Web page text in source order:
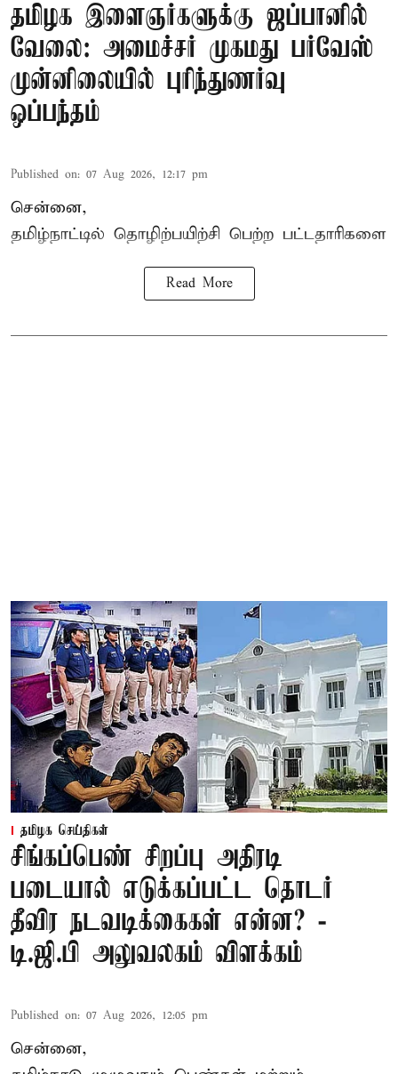
தமிழக இளைஞர்களுக்கு ஜப்பானில்
வேலை: அமைச்சர் முகமது பர்வேஸ்
முன்னிலையில் புரிந்துணர்வு
ஒப்பந்தம்
Published on: 07 Aug 2026, 12:17 pm
சென்னை,
தமிழ்நாட்டில் தொழிற்பயிற்சி பெற்ற பட்டதாரிகளை
Read More
தமிழக செய்திகள்
சிங்கப்பெண் சிறப்பு அதிரடி
படையால் எடுக்கப்பட்ட தொடர்
தீவிர நடவடிக்கைகள் என்ன? -
டி.ஜி.பி அலுவலகம் விளக்கம்
Published on: 07 Aug 2026, 12:05 pm
சென்னை,